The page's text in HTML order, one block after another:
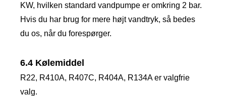
KW, hvilken standard vandpumpe er omkring 2 bar.
Hvis du har brug for mere højt vandtryk, så bedes
du os, når du forespørger.
6.4 Kølemiddel
R22, R410A, R407C, R404A, R134A er valgfrie
valg.